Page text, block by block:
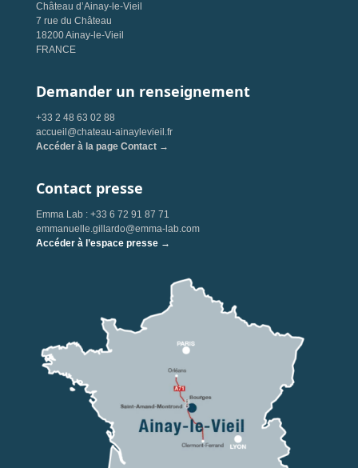
Château d’Ainay-le-Vieil
7 rue du Château
18200 Ainay-le-Vieil
FRANCE
Demander un renseignement
+33 2 48 63 02 88
accueil@chateau-ainaylevieil.fr
Accéder à la page Contact →
Contact presse
Emma Lab : +33 6 72 91 87 71
emmanuelle.gillardo@emma-lab.com
Accéder à l’espace presse →